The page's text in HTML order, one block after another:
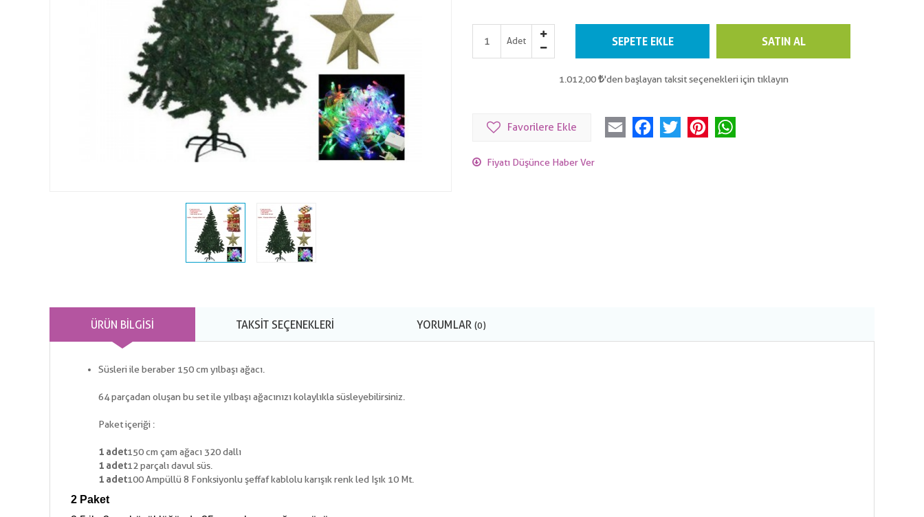
Adet SEPETE EKLE SATIN AL
1.012,00 'den başlayan taksit seçenekleri için tıklayın
Favorilere Ekle Email FacebookTwitter Pinterest
Fiyatı Düşünce Haber Ver
ÜRÜN BILGISI TAKSIT SEÇENEKLERI YORUMLAR (0)
Süsleri ile beraber 150 cm yılbaşı ağacı.
64 parçadan oluşan bu set ile yılbaşı ağacınızı kolaylıkla süsleyebilirsiniz.
Paket içeriği :
1 adet150 cm çam ağacı 320 dallı
1 adet12 parçalı davul süs.
1 adet100 Ampüllü 8 Fonksiyonlu şeffaf kablolu karışık renk led Işık 10 Mt.
2 Paket